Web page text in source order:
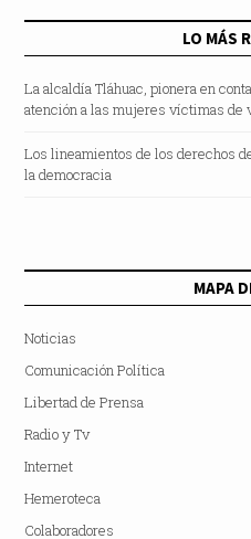
LO MÁS
La alcaldía Tláhuac, pionera en
atención a las mujeres víctimas de
Los lineamientos de los derechos
la democracia
MAPA
Noticias
Comunicación Política
Libertad de Prensa
Radio y Tv
Internet
Hemeroteca
Colaboradores